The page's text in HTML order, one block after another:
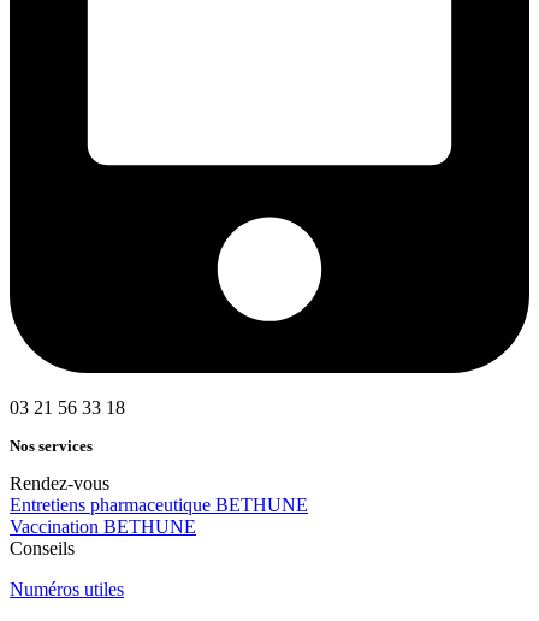
03 21 56 33 18
Nos services
Rendez-vous
Entretiens pharmaceutique BETHUNE
Vaccination BETHUNE
Conseils
Numéros utiles